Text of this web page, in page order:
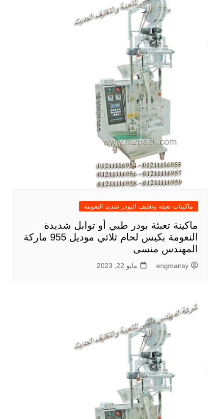
ماكينات تعبئه وتغليف البودر شديد النعومه
ماكينة تعبئة بودر طبي أو توابل شديدة
النعومة بكيس لحام ثلاثي موديل 955 ماركة
المهندس منسى
engmansy مايو 22, 2023